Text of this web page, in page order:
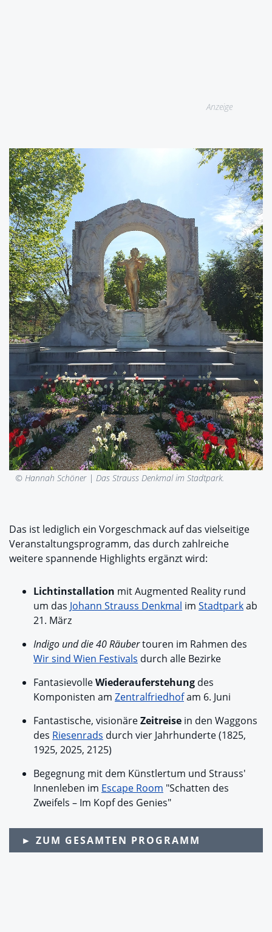
Anzeige
© Hannah Schöner | Das Strauss Denkmal im Stadtpark.
Das ist lediglich ein Vorgeschmack auf das vielseitige
Veranstaltungsprogramm, das durch zahlreiche
weitere spannende Highlights ergänzt wird:
Lichtinstallation mit Augmented Reality rund
um das Johann Strauss Denkmal im Stadtparkab
21. März
Indigo und die 40 Räubertouren im Rahmen des
Wir sind Wien Festivals durch alle Bezirke
FantasievolleWiederauferstehung des
Komponisten am Zentralfriedhofam 6. Juni
Fantastische, visionäreZeitreise in den Waggons
des Riesenrads durch vier Jahrhunderte (1825,
1925, 2025, 2125)
Begegnung mit dem Künstlertum und Strauss'
Innenleben im Escape Room "Schatten des
Zweifels – Im Kopf des Genies"
► ZUM GESAMTEN PROGRAMM